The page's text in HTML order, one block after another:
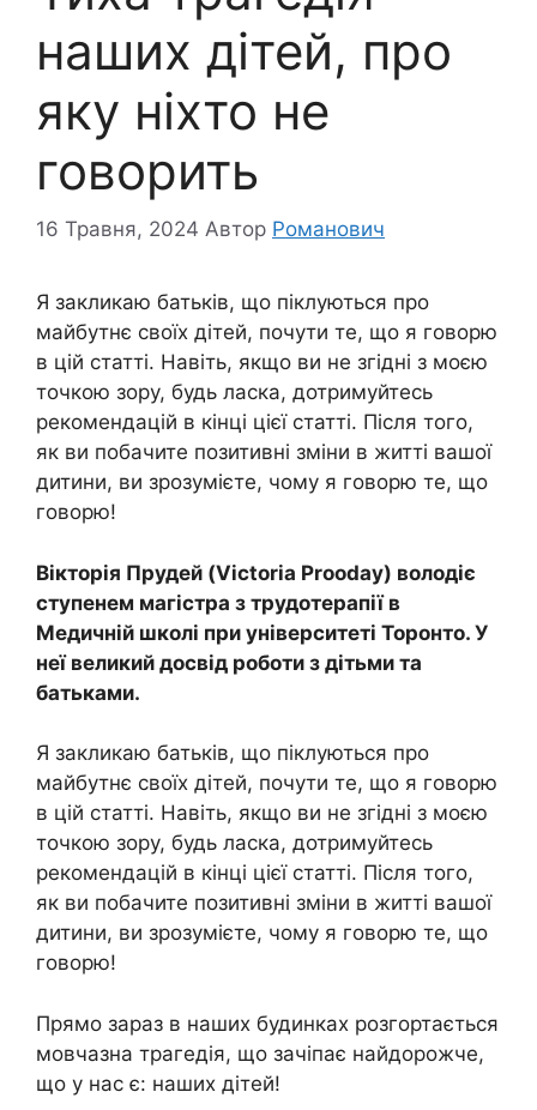
наших дітей, про
яку ніхто не
говорить
16 Травня, 2024 Автор Романович
Я закликаю батьків, що піклуються про
майбутнє своїх дітей, почути те, що я говорю
в цій статті. Навіть, якщо ви не згідні з моєю
точкою зору, будь ласка, дотримуйтесь
рекомендацій в кінці цієї статті. Після того,
як ви побачите позитивні зміни в житті вашої
дитини, ви зрозумієте, чому я говорю те, що
говорю!
Вікторія Прудей (Victoria Prooday) володіє
ступенем магістра з трудотерапії в
Медичній школі при університеті Торонто. У
неї великий досвід роботи з дітьми та
батьками.
Я закликаю батьків, що піклуються про
майбутнє своїх дітей, почути те, що я говорю
в цій статті. Навіть, якщо ви не згідні з моєю
точкою зору, будь ласка, дотримуйтесь
рекомендацій в кінці цієї статті. Після того,
як ви побачите позитивні зміни в житті вашої
дитини, ви зрозумієте, чому я говорю те, що
говорю!
Прямо зараз в наших будинках розгортається
мовчазна трагедія, що зачіпає найдорожче,
що у нас є: наших дітей!